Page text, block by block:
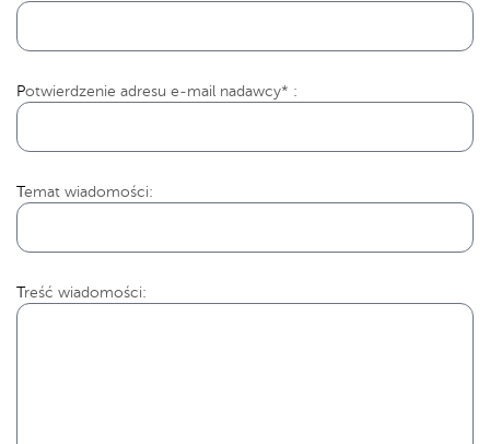
Potwierdzenie adresu e-mail nadawcy* :
Temat wiadomości:
Treść wiadomości: